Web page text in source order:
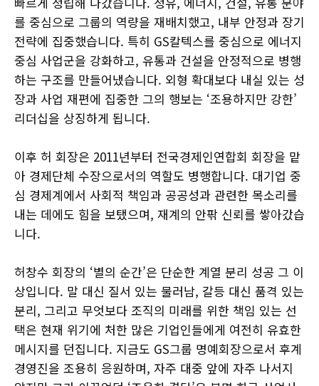
를 중심으로 그룹의 역량을 재배치했고, 내부 안정과 장기
전략에 집중했습니다. 특히 GS칼텍스를 중심으로 에너지
중심 사업군을 강화하고, 유통과 건설을 안정적으로 병행
하는 구조를 만들어냈습니다. 외형 확대보다 내실 있는 성
장과 사업 재편에 집중한 그의 행보는 ‘조용하지만 강한’
리더십을 상징하게 됩니다.
이후 허 회장은 2011년부터 전국경제인연합회 회장을 맡
아 경제단체 수장으로서의 역할도 병행합니다. 대기업 중
심 경제계에서 사회적 책임과 공공성과 관련한 목소리를
내는 데에도 힘을 보탰으며, 재계의 안팎 신뢰를 쌓아갔습
니다.
허창수 회장의 ‘별의 순간’은 단순한 계열 분리 성공 그 이
상입니다. 말 대신 질서 있는 물러남, 갈등 대신 품격 있는
분리, 그리고 무엇보다 조직의 미래를 위한 책임 있는 선
택은 현재 위기에 처한 많은 기업인들에게 여전히 유효한
메시지를 던집니다. 지금도 GS그룹 명예회장으로서 후계
경영진을 조용히 응원하며, 자주 대중 앞에 자주 나서지